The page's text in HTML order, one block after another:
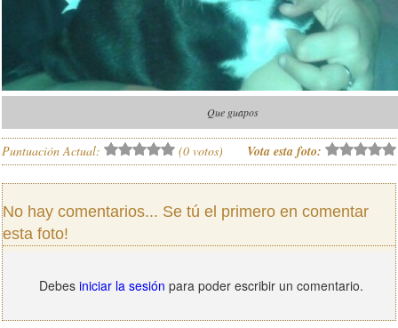
Que guapos
Puntuación Actual: (0 votos) Vota esta foto:
No hay comentarios... Se tú el primero en comentar
esta foto!
Debes iniciar la sesión para poder escribir un comentario.